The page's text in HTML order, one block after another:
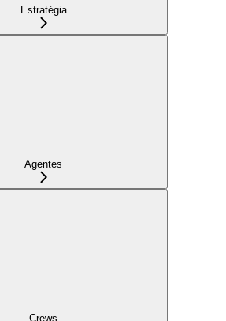
Estratégia
Agentes
Crews